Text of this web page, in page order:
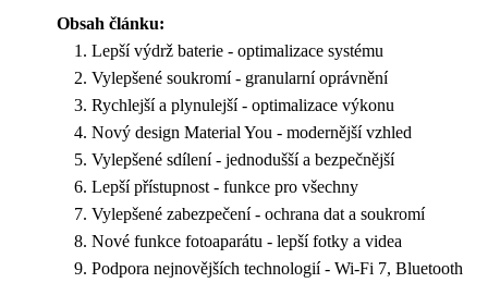
Obsah článku:
Lepší výdrž baterie - optimalizace systému
Vylepšené soukromí - granularní oprávnění
Rychlejší a plynulejší - optimalizace výkonu
Nový design Material You - modernější vzhled
Vylepšené sdílení - jednodušší a bezpečnější
Lepší přístupnost - funkce pro všechny
Vylepšené zabezpečení - ochrana dat a soukromí
Nové funkce fotoaparátu - lepší fotky a videa
Podpora nejnovějších technologií - Wi-Fi 7, Bluetooth